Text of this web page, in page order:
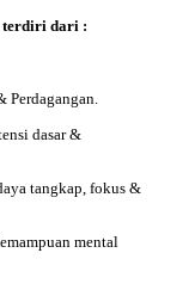
terdiri dari :
Perdagangan.
dasar &
tangkap, fokus &
mental